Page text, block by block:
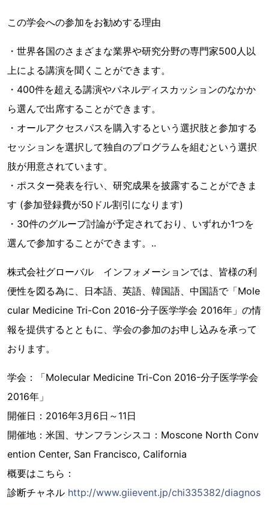
この学会への参加をお勧めする理由
・世界各国のさまざまな業界や研究分野の専門家500人以
上による講演を聞くことができます。
・400件を超える講演やパネルディスカッションのなかか
ら選んで出席することができます。
・オールアクセスパスを購入するという選択肢と参加する
セッションを選択して独自のプログラムを組むという選択
肢が用意されています。
・ポスター発表を行い、研究成果を披露することができま
す (参加登録費が50ドル割引になります)
・30件のグループ討論が予定されており、いずれか1つを
選んで参加することができます。..
株式会社グローバル インフォメーションでは、皆様の利
便性を図る為に、日本語、英語、韓国語、中国語で「Mole
cular Medicine Tri-Con 2016-分子医学学会 2016年」の情
報を提供するとともに、学会の参加のお申し込みを承って
おります。
学会：「Molecular Medicine Tri-Con 2016-分子医学学会
2016年」
開催日：2016年3月6日～11日
開催地：米国、サンフランシスコ：Moscone North Conv
ention Center, San Francisco, California
概要はこちら：
診断チャネル http://www.giievent.jp/chi335382/diagnos